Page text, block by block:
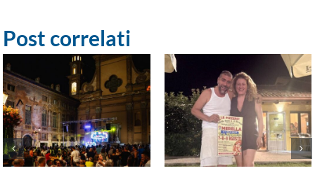
Post correlati